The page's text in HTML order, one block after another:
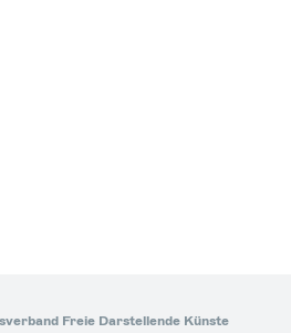
Freie Darstellende Künste